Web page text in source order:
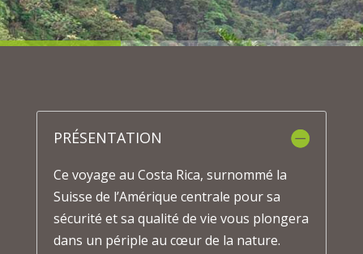
PRÉSENTATION
Ce voyage au Costa Rica, surnommé la
Suisse de l’Amérique centrale pour sa
sécurité et sa qualité de vie vous plongera
dans un périple au cœur de la nature.